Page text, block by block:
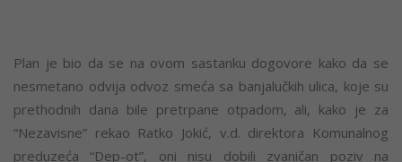
Plan je bio da se na ovom sastanku dogovore kako da se
nesmetano odvija odvoz smeća sa banjalučkih ulica, koje su
prethodnih dana bile pretrpane otpadom, ali, kako je za
“Nezavisne” rekao Ratko Jokić, v.d. direktora Komunalnog
preduzeća “Dep-ot”, oni nisu dobili zvaničan poziv na